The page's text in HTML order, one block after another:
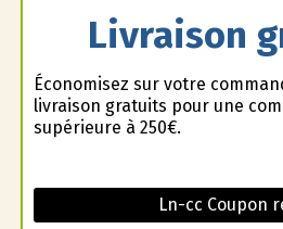
Livraison
Économisez sur votre
livraison gratuits pour une
supérieure à 250€.
Ln-cc Coupon